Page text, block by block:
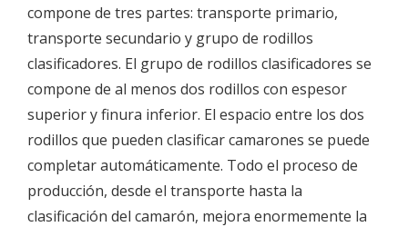
compone de tres partes: transporte primario,
transporte secundario y grupo de rodillos
clasificadores. El grupo de rodillos clasificadores se
compone de al menos dos rodillos con espesor
superior y finura inferior. El espacio entre los dos
rodillos que pueden clasificar camarones se puede
completar automáticamente. Todo el proceso de
producción, desde el transporte hasta la
clasificación del camarón, mejora enormemente la